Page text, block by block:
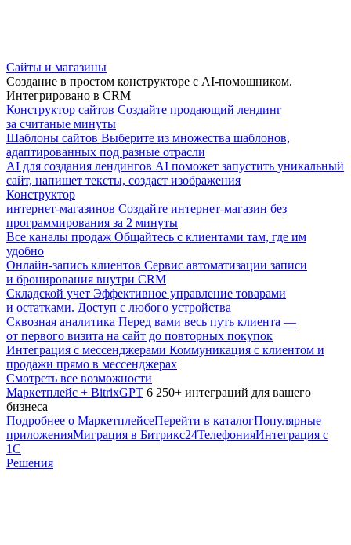
Сайты и магазины
Создание в простом конструкторе с AI-помощником.
Интегрировано в CRM
Конструктор сайтов Создайте продающий лендинг
за считаные минуты
Шаблоны сайтов Выберите из множества шаблонов,
адаптированных под разные отрасли
AI для создания лендингов AI поможет запустить уникальный
сайт, напишет тексты, создаст изображения
Конструктор
интернет-магазинов Создайте интернет-магазин без
программирования за 2 минуты
Все каналы продаж Общайтесь с клиентами там, где им
удобно
Онлайн-запись клиентов Сервис автоматизации записи
и бронирования внутри CRM
Складской учет Эффективное управление товарами
и остатками. Доступ с любого устройства
Сквозная аналитика Перед вами весь путь клиента —
от первого визита на сайт до повторных покупок
Интеграция с мессенджерами Коммуникация с клиентом и
продажи прямо в мессенджерах
Смотреть все возможности
Маркетплейс + BitrixGPT 6 250+ интеграций для вашего
бизнеса
Подробнее о МаркетплейсеПерейти в каталогПопулярные
приложенияМиграция в Битрикс24ТелефонияИнтеграция с
1С
Решения